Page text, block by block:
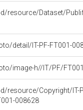
resource/Dataset/
image-h//IT/PF/
resource/Copyright/IT-
008628